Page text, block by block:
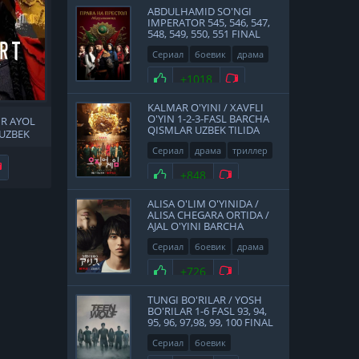
AYOL
Не нравится
ABDULHAMID SO'NGI
IMPERATOR 545, 546, 547,
548, 549, 550, 551 FINAL
QISMLAR UZBEK TILIDA
Сериал боевик
драма
история
2017
Нравится
+1018 Не нравится
KALMAR O'YINI / XAVFLI
O'YIN 1-2-3-FASL BARCHA
QISMLAR UZBEK TILIDA
Сериал драма
триллер
2021
Нравится
+848 Не нравится
ALISA O'LIM O'YINIDA /
ALISA CHEGARA ORTIDA /
AJAL O'YINI BARCHA
QISMLAR UZBEK TILIDA
Сериал боевик
драма
фантастика
Япония
Нравится
+726 Не нравится
TUNGI BO'RILAR / YOSH
BO'RILAR 1-6 FASL 93, 94,
95, 96, 97,98, 99, 100 FINAL
QISMLAR UZBEK TILIDA
Сериал
боевик